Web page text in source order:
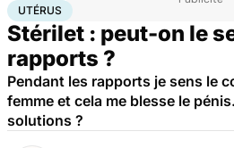
AccueilBien-être
UTÉRUS
Stérilet : peut-on le
rapports ?
Pendant les rapports je sens le
femme et cela me blesse le
solutions ?